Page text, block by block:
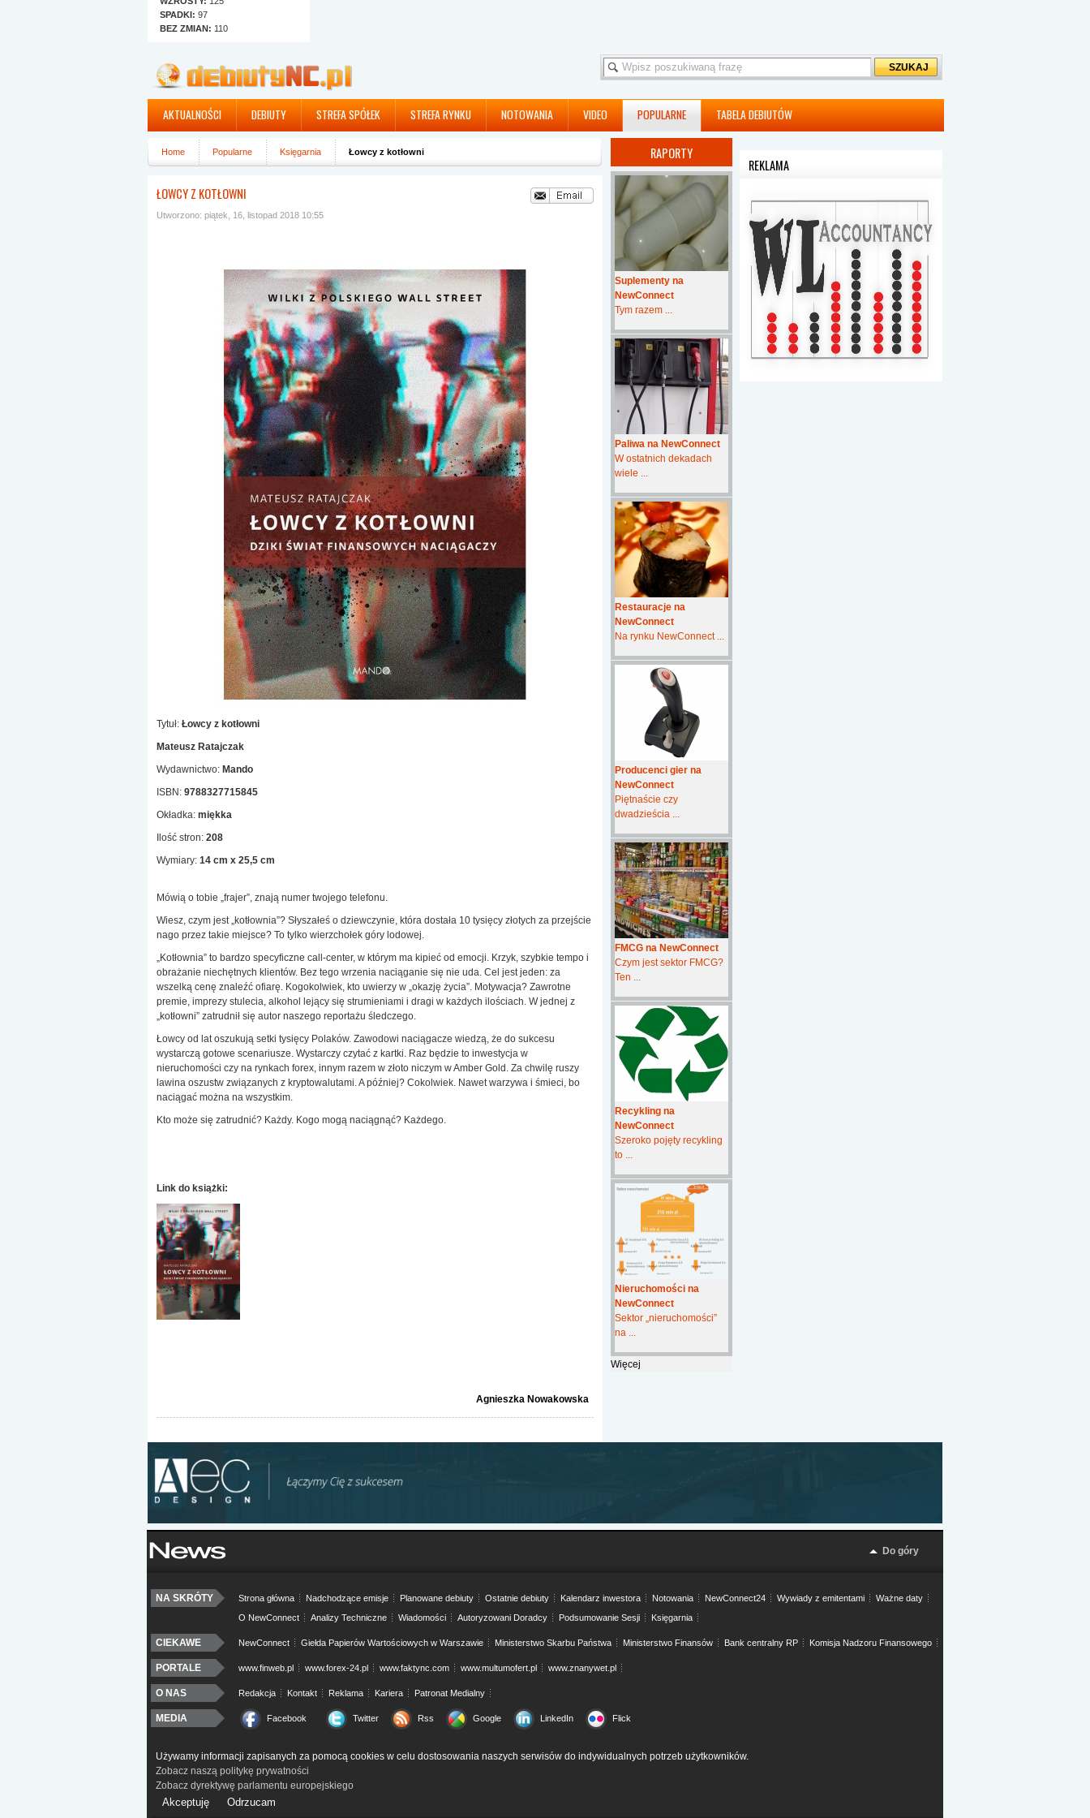
SPADKI: 97
BEZ ZMIAN: 110
AKTUALNOŚCI DEBIUTY STREFA SPÓŁEK STREFA RYNKU NOTOWANIA VIDEO POPULARNE TABELA DEBIUTÓW
Home Popularne Księgarnia Łowcy z kotłowni
ŁOWCY Z KOTŁOWNI
Utworzono: piątek, 16, listopad 2018 10:55
Tytuł: Łowcy z kotłowni
Mateusz Ratajczak
Wydawnictwo: Mando
ISBN: 9788327715845
Okładka: miękka
Ilość stron: 208
Wymiary: 14 cm x 25,5 cm
Mówią o tobie „frajer”, znają numer twojego telefonu.
Wiesz, czym jest „kotłownia”? Słyszałeś o dziewczynie, która dostała 10 tysięcy złotych za przejście
nago przez takie miejsce? To tylko wierzchołek góry lodowej.
„Kotłownia” to bardzo specyficzne call-center, w którym ma kipieć od emocji. Krzyk, szybkie tempo i
obrażanie niechętnych klientów. Bez tego wrzenia naciąganie się nie uda. Cel jest jeden: za
wszelką cenę znaleźć ofiarę. Kogokolwiek, kto uwierzy w „okazję życia”. Motywacja? Zawrotne
premie, imprezy stulecia, alkohol lejący się strumieniami i dragi w każdych ilościach. W jednej z
„kotłowni” zatrudnił się autor naszego reportażu śledczego.
Łowcy od lat oszukują setki tysięcy Polaków. Zawodowi naciągacze wiedzą, że do sukcesu
wystarczą gotowe scenariusze. Wystarczy czytać z kartki. Raz będzie to inwestycja w
nieruchomości czy na rynkach forex, innym razem w złoto niczym w Amber Gold. Za chwilę ruszy
lawina oszustw związanych z kryptowalutami. A później? Cokolwiek. Nawet warzywa i śmieci, bo
naciągać można na wszystkim.
Kto może się zatrudnić? Każdy. Kogo mogą naciągnąć? Każdego.
Link do książki:
Agnieszka Nowakowska
RAPORTY
Suplementy na
NewConnect
Tym razem ...
Paliwa na NewConnect
W ostatnich dekadach
wiele ...
Restauracje na
NewConnect
Na rynku NewConnect ...
Producenci gier na
NewConnect
Piętnaście czy
dwadzieścia ...
FMCG na NewConnect
Czym jest sektor FMCG?
Ten ...
Recykling na
NewConnect
Szeroko pojęty recykling
to ...
Nieruchomości na
NewConnect
Sektor „nieruchomości”
na ...
Więcej
REKLAMA
Do góry
NA SKRÓTY Strona główna Nadchodzące emisje Planowane debiuty Ostatnie debiuty Kalendarz inwestora Notowania NewConnect24 Wywiady z emitentami
Ważne daty
O NewConnect
Analizy Techniczne Wiadomości Autoryzowani Doradcy Podsumowanie Sesji Księgarnia
CIEKAWE NewConnect Giełda Papierów Wartościowych w Warszawie Ministerstwo Skarbu Państwa Ministerstwo Finansów Bank centralny RP Komisja Nadzoru Finansowego
PORTALE www.finweb.pl www.forex-24.pl www.faktync.com www.multumofert.pl www.znanywet.pl
O NAS Redakcja Kontakt Reklama Kariera Patronat Medialny
MEDIA Facebook Twitter Rss Google LinkedIn Flick
Używamy informacji zapisanych za pomocą cookies w celu dostosowania naszych serwisów do indywidualnych potrzeb użytkowników.
Zobacz naszą politykę prywatności
Zobacz dyrektywę parlamentu europejskiego
Akceptuję Odrzucam